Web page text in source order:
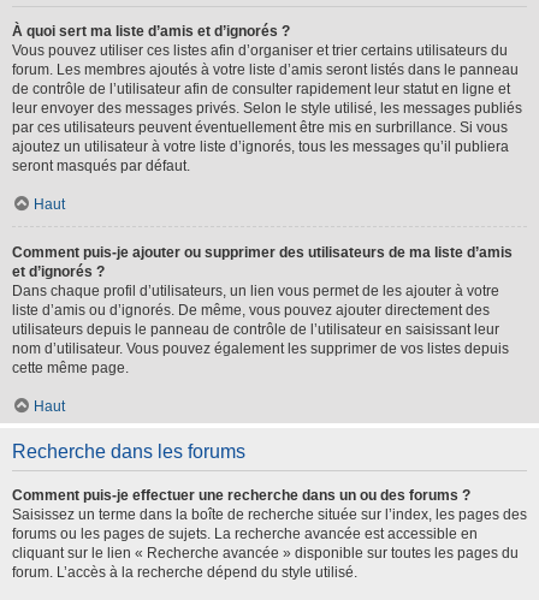
À quoi sert ma liste d’amis et d’ignorés ?
Vous pouvez utiliser ces listes afin d’organiser et trier certains utilisateurs du
forum. Les membres ajoutés à votre liste d’amis seront listés dans le panneau
de contrôle de l’utilisateur afin de consulter rapidement leur statut en ligne et
leur envoyer des messages privés. Selon le style utilisé, les messages publiés
par ces utilisateurs peuvent éventuellement être mis en surbrillance. Si vous
ajoutez un utilisateur à votre liste d’ignorés, tous les messages qu’il publiera
seront masqués par défaut.
Haut
Comment puis-je ajouter ou supprimer des utilisateurs de ma liste d’amis
et d’ignorés ?
Dans chaque profil d’utilisateurs, un lien vous permet de les ajouter à votre
liste d’amis ou d’ignorés. De même, vous pouvez ajouter directement des
utilisateurs depuis le panneau de contrôle de l’utilisateur en saisissant leur
nom d’utilisateur. Vous pouvez également les supprimer de vos listes depuis
cette même page.
Haut
Recherche dans les forums
Comment puis-je effectuer une recherche dans un ou des forums ?
Saisissez un terme dans la boîte de recherche située sur l’index, les pages des
forums ou les pages de sujets. La recherche avancée est accessible en
cliquant sur le lien « Recherche avancée » disponible sur toutes les pages du
forum. L’accès à la recherche dépend du style utilisé.